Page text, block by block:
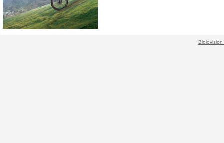
Biolovision